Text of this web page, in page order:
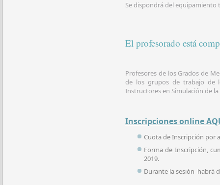
Se dispondrá del equipamiento
El profesorado está
Profesores de los Grados de
de los grupos de trabajo de
Instructores en Simulación de
Inscripciones online
Cuota de Inscripción por
Forma de Inscripción,
2019.
Durante la sesión habrá